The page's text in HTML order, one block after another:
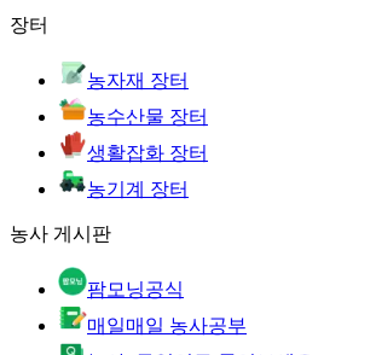
장터
농자재 장터
농수산물 장터
생활잡화 장터
농기계 장터
농사 게시판
팜모닝공식
매일매일 농사공부